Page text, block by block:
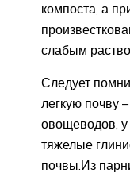
компоста, а
слабым
Следует
легкую почву
овощеводов, у
тяжелые
почвы.Из